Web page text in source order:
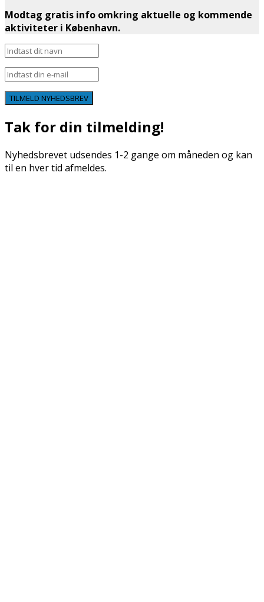
Modtag gratis info omkring aktuelle og kommende
aktiviteter i København.
TILMELD NYHEDSBREV
Tak for din tilmelding!
Nyhedsbrevet udsendes 1-2 gange om måneden og kan
til en hver tid afmeldes.